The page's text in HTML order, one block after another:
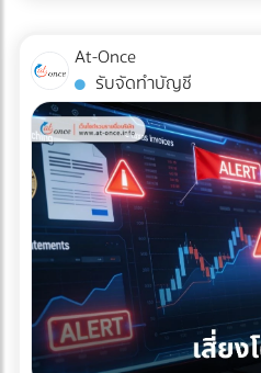
บริษัทรับติดตั้งโซลาร์เซลล์อุตสาหก
ฟรีที่ At-once แพลตฟอร์มที่เชื่อม
เนอร์ตัวจริง ช่วยให้โรงงานของ
และไม่มีวันสะดุด!
บริการขนส่ง (3PL) ระดับพรีเมียม
คุณ ควรต้องมีคุณสมบัติและเทคโน
แพทย์โดยเฉพาะ ดังนี้: รถขนส่งร
Ride Suspension): นี่คือหัวใจส
ช่วงล่างแบบถุงลมเท่านั้น เพื่อดูดซับ
กระแทกจากพื้นถนนให้เหลือน้อย
เครื่องจักรให้อยู่ในสภาพ 100%
การขนส่งระดับนี้ไม่ได้จบแค่การดร
พยาบาล แต่ทีมขนส่งต้องมีความ
(Unpacking) นำเครื่องมือเข้าไ
ซ้อน และจัดการนำขยะบรรจุภัณฑ์
มาตรฐานคุณภาพระดับสากล
Agencies) และขายห้องพักแบบ "ร
Nomad ที่ต้องการพำนักระยะยา
เจ้าของโรงแรมหรือผู้บริหารที่ต้อ
โดยเฉพาะในช่วง Low Season นี่
กลยุทธ์ครับ ทำไมการตลาดแบบเดิมถึงปิดการขายกลุ่ม Nomad
ไม่ได้? พฤติกรรมการจองที่พักข
จากนักท่องเที่ยวทั่วไปอย่างสิ้นเชิ
น้ำสวยๆ หรืออาหารเช้าแบบบุฟเฟ
กำลังมองหา "ออฟฟิศส่วนตัวที่พักผ่อนได้" 3
โรงแรมให้เป็น Nomad Hub ที่ท
ลูกค้ากลุ่มนี้ให้ยอมจ่ายเงินหลักหมื่
ยาว คุณต้องปรับแต่งการนำเสน
At-Once
รับจัดทำบัญชี